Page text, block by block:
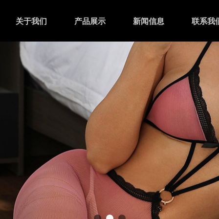
关于我们 产品展示 新闻信息 联系我